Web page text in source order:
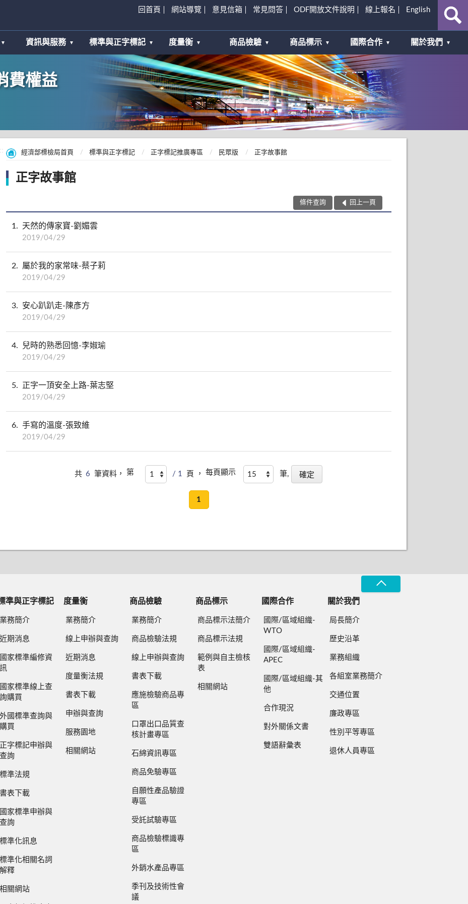
回首頁 網站導覽 意見信箱 常見問答 ODF開放文件說明 線上報名 English
資訊與服務 標準與正字標記 度量衡 商品檢驗 商品標示 國際合作 關於我們
費權益
經濟部標檢局首頁 標準與正字標記 正字標記推廣專區 民眾版 正字故事館
正字故事館
條件查詢 回上一頁
1 天然的傳家寶-劉媚雲
2019/04/29
2 屬於我的家常味-蔡子莉
2019/04/29
3 安心趴趴走-陳彥方
2019/04/29
4 兒時的熟悉回憶-李婌瑜
2019/04/29
5 正字一頂安全上路-葉志堅
2019/04/29
6 手寫的溫度-張致維
2019/04/29
共 6 筆資料， 第 / 1 頁 ， 每頁顯示 筆,
1
準與正字標記
業務簡介
近期消息
國家標準編修資
訊
國家標準線上查
詢購買
外國標準查詢與
購買
正字標記申辦與
查詢
標準法規
書表下載
國家標準申辦與
查詢
標準化訊息
標準化相關名詞
解釋
相關網站
度量衡
業務簡介
線上申辦與查詢
近期消息
度量衡法規
書表下載
申辦與查詢
服務園地
相關網站
商品檢驗
業務簡介
商品檢驗法規
線上申辦與查詢
書表下載
應施檢驗商品專
區
口罩出口品質查
核計畫專區
石綿資訊專區
商品免驗專區
自願性產品驗證
專區
受託試驗專區
商品檢驗標識專
區
外銷水產品專區
季刊及技術性會
議
商品標示
商品標示法簡介
商品標示法規
範例與自主檢核
表
相關網站
國際合作
國際/區域組織-
WTO
國際/區域組織-
APEC
國際/區域組織-其
他
合作現況
對外關係文書
雙語辭彙表
關於我們
局長簡介
歷史沿革
業務組織
各組室業務簡介
交通位置
廉政專區
性別平等專區
退休人員專區